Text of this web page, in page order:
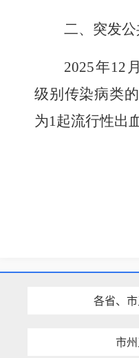
二、突发
2025年12
级别传染病类
为1起流行性出
各省、
市